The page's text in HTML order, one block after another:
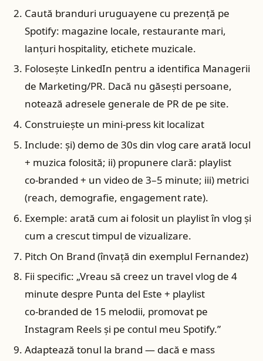
Caută branduri uruguayene cu prezență pe
Spotify: magazine locale, restaurante mari,
lanțuri hospitality, etichete muzicale.
Folosește LinkedIn pentru a identifica Managerii
de Marketing/PR. Dacă nu găsești persoane,
notează adresele generale de PR de pe site.
Construiește un mini‑press kit localizat
Include: și) demo de 30s din vlog care arată locul
+ muzica folosită; ii) propunere clară: playlist
co‑branded + un video de 3–5 minute; iii) metrici
(reach, demografie, engagement rate).
Exemple: arată cum ai folosit un playlist în vlog și
cum a crescut timpul de vizualizare.
Pitch On Brand (învață din exemplul Fernandez)
Fii specific: „Vreau să creez un travel vlog de 4
minute despre Punta del Este + playlist
co‑branded de 15 melodii, promovat pe
Instagram Reels și pe contul meu Spotify.”
Adaptează tonul la brand — dacă e mass